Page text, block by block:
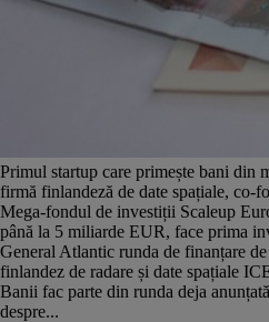
Primul startup care primește bani din
firmă finlandeză de date spațiale, co-
Mega-fondul de investiții Scaleup
până la 5 miliarde EUR, face prima
General Atlantic runda de finanțare
finlandez de radare și date spațiale
Banii fac parte din runda deja
despre...